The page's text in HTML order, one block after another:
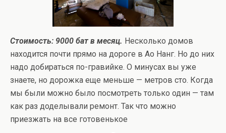
Стоимость: 9000 бат в месяц. Несколько домов
находится почти прямо на дороге в Ао Нанг. Но до них
надо добираться по-гравийке. О минусах вы уже
знаете, но дорожка еще меньше — метров сто. Когда
мы были можно было посмотреть только один — там
как раз доделывали ремонт. Так что можно
приезжать на все готовенькое